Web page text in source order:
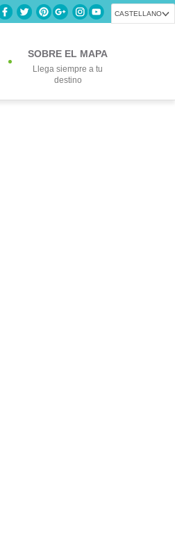
CASTELLANO
SOBRE EL MAPA
Llega siempre a tu
destino